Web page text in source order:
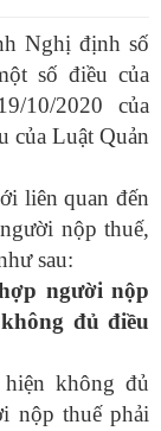
Nghị định số
số điều của
10/2020 của
của Luật Quản
liên quan đến
nộp thuế,
sau:
người nộp
đủ điều
không đủ
nộp thuế phải